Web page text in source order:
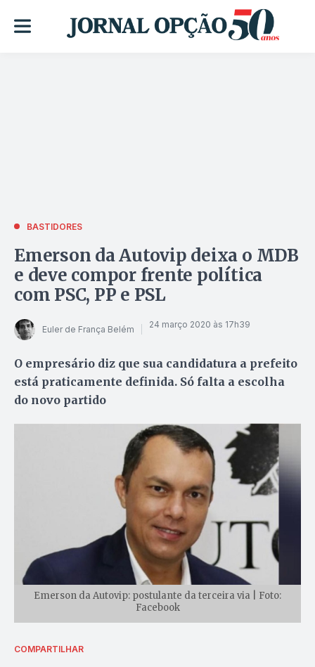
BASTIDORES
Emerson da Autovip deixa o MDB
e deve compor frente política
com PSC, PP e PSL
Euler de França Belém 24 março 2020 às 17h39
O empresário diz que sua candidatura a prefeito
está praticamente definida. Só falta a escolha
do novo partido
Emerson da Autovip: postulante da terceira via | Foto:
Facebook
COMPARTILHAR